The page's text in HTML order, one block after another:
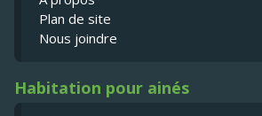
Plan de site
Nous joindre
Habitation pour ainés